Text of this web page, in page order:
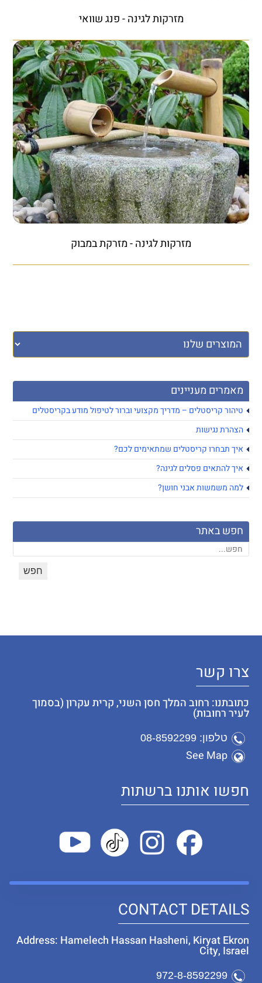
מאמרים מעניינים
טיהור קריסטלים – מדריך מקצועי וברור לטיפול מודע בקריסטלים
הצהרת נגישות
איך תבחרו קריסטלים שמתאימים לכם?
איך להתאים פסלים לגינה?
למה משמשות אבני חושן?
חפש באתר
מזרקות לגינה - פנג שוואי
מזרקות לגינה - מזרקת במבוק
צרו קשר
כתובתנו: רחוב המלך חסן השני, קרית עקרון (בסמוך
לעיר רחובות)
טלפון: 08-8592299
See Map
חפשו אותנו ברשתות
CONTACT DETAILS
Address: Hamelech Hassan Hasheni, Kiryat Ekron
City, Israel
972-8-8592299